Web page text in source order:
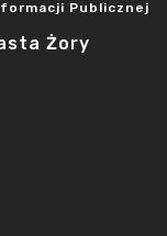
Publicznej
Żory